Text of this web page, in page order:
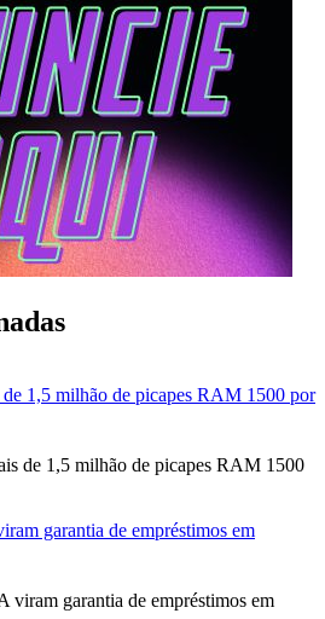
1,5 milhão de picapes RAM 1500 por
garantia de empréstimos em